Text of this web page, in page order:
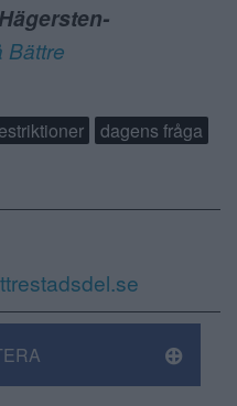
Bättre
dagens fråga